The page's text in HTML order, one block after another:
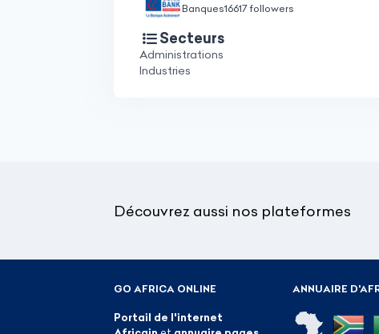
Banques16617 followers
Secteurs
Administrations
Industries
Découvrez aussi nos plateformes
ANNUAIRE
GO AFRICA ONLINE
Portail de l'internet